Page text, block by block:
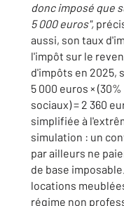
donc imposé que
5 000 euros",
aussi, son taux
l'impôt sur le
d'impôts en 2025,
5 000 euros ×
sociaux) = 2 360
simplifiée à
simulation : un
par ailleurs ne
de base
locations
régime non